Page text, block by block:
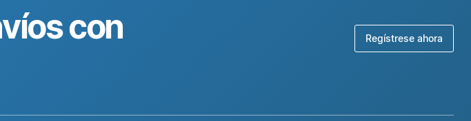
con
Regístrese ahora